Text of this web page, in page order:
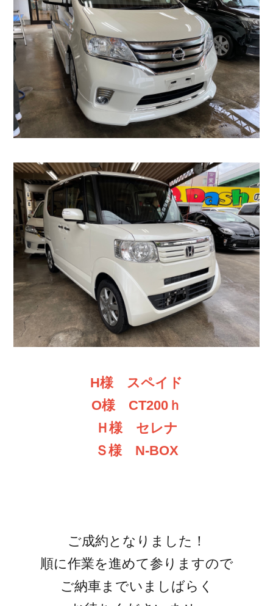
H様 スペイド
O様 CT200ｈ
Ｈ様 セレナ
Ｓ様 N-BOX
ご成約となりました！
順に作業を進めて参りますので
ご納車までいましばらく